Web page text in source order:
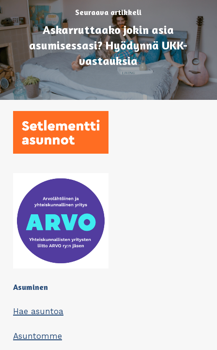
Seuraava artikkeli
Askarruttaako jokin asia
asumisessasi? Hyödynnä UKK-
vastauksia
Asuminen
Hae asuntoa
Asuntomme